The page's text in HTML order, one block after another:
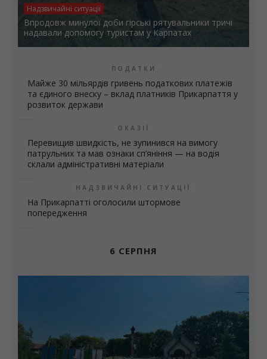
Надзвичайні ситуації
Впродовж минулої доби гірські рятувальники тричі
надавали допомогу туристам у Карпатах
ПОДАТКИ
Майже 30 мільярдів гривень податкових платежів
та єдиного внеску – вклад платників Прикарпаття у
розвиток держави
ОКАЗІЇ
Перевищив швидкість, не зупинився на вимогу
патрульних та мав ознаки сп’яніння — на водія
склали адміністративні матеріали
НАДЗВИЧАЙНІ СИТУАЦІЇ
На Прикарпатті оголосили штормове
попередження
6 СЕРПНЯ